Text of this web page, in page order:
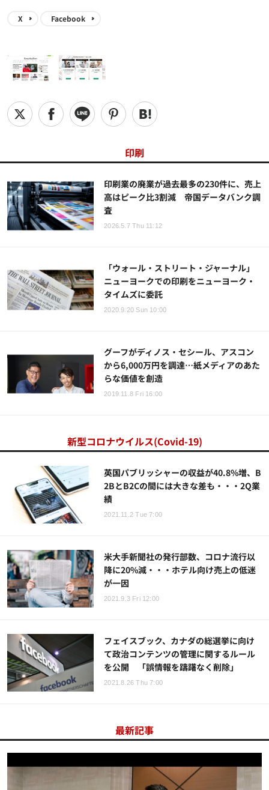
X Facebook
印刷
印刷業の廃業が過去最多の230件に、売上
高はピーク比3割減 帝国データバンク調
査
2026.5.7 Thu 11:12
「ウォール・ストリート・ジャーナル」
ニューヨークでの印刷をニューヨーク・
タイムズに委託
2020.9.20 Sun 10:00
グーフがディノス・セシール、アスコン
から6,000万円を調達…紙メディアのあた
らな価値を創造
2019.11.8 Fri 16:00
新型コロナウイルス(Covid-19)
英国パブリッシャーの収益が40.8%増、B
2BとB2Cの間には大きな差も・・・2Q業
績
2021.11.2 Tue 7:00
米大手新聞社の発行部数、コロナ流行以
降に20%減・・・ホテル向け売上の低迷
が一因
2021.9.3 Fri 12:00
フェイスブック、カナダの総選挙に向け
て政治コンテンツの管理に関するルール
を公開 「誤情報を躊躇なく削除」
2021.8.26 Thu 7:00
最新記事